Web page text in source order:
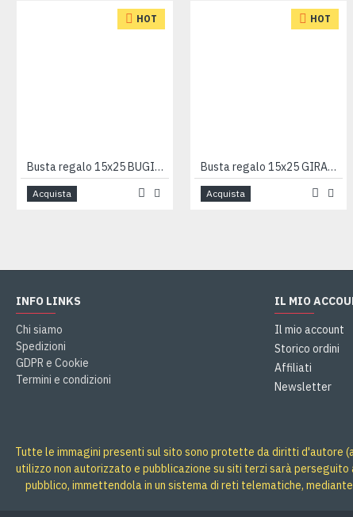
HOT
Busta regalo 15x25 BUGIE BLU 50pz
Acquista
HOT
Busta regalo 15x25 GIRANDOLA 50pz
Acquista
INFO LINKS
Chi siamo
Spedizioni
GDPR e Cookie
Termini e condizioni
IL MIO
Il mio account
Storico ordini
Affiliati
Newsletter
Tutte le immagini presenti sul sito sono protette da diritti d'autore
utilizzo non autorizzato e pubblicazione su siti terzi sarà
pubblico, immettendola in un sistema di reti telematiche,